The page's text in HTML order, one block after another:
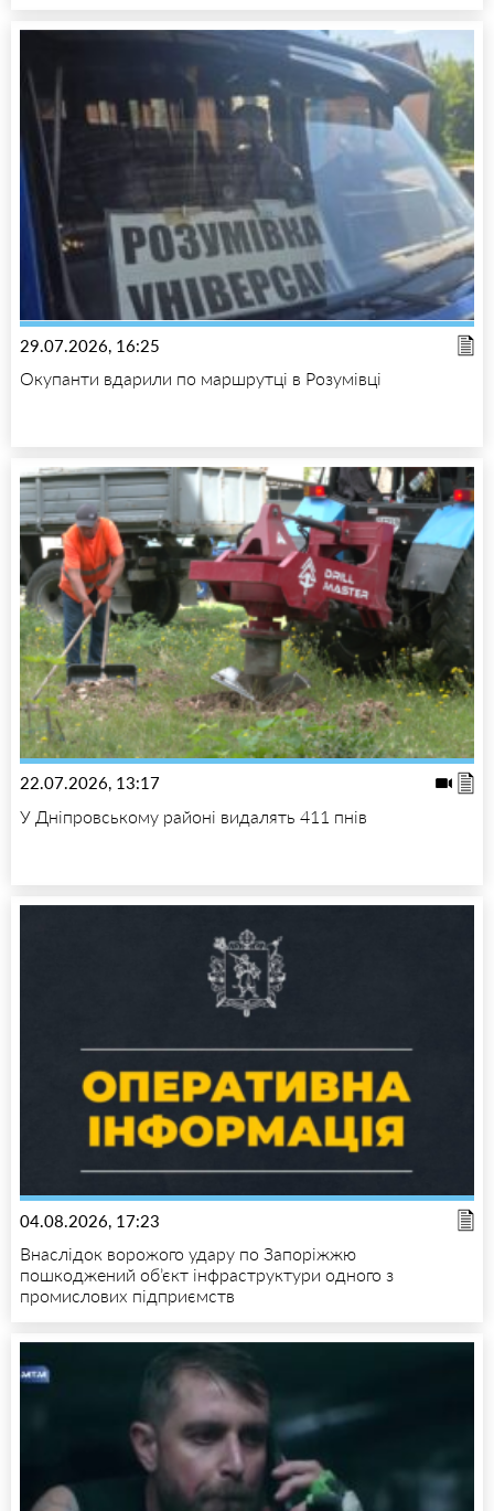
29.07.2026, 16:25
Окупанти вдарили по маршрутці в Розумівці
22.07.2026, 13:17
У Дніпровському районі видалять 411 пнів
04.08.2026, 17:23
Внаслідок ворожого удару по Запоріжжю
пошкоджений об’єкт інфраструктури одного з
промислових підприємств